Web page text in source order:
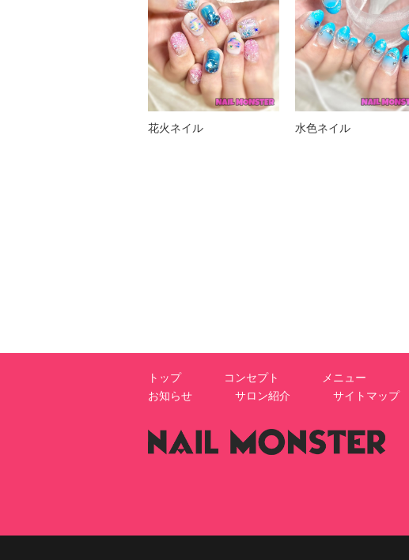
花火ネイル 水色ネイル
トップ コンセプト メニュー
お知らせ
サロン紹介 サイトマップ